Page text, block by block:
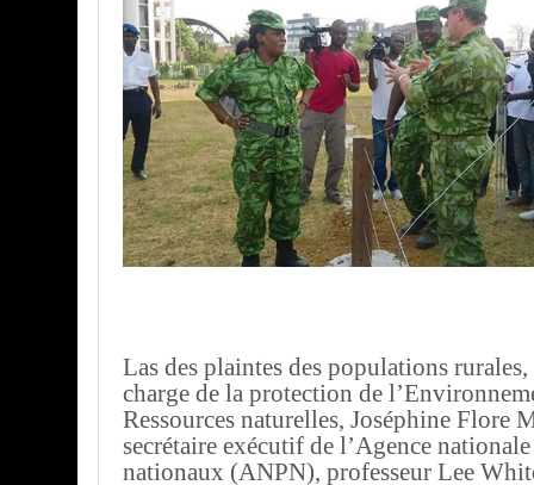
Las des plaintes des populations
charge de la protection de
Ressources naturelles, Joséphine Flore
secrétaire exécutif de l’Agence nationale
nationaux (ANPN), professeur Lee